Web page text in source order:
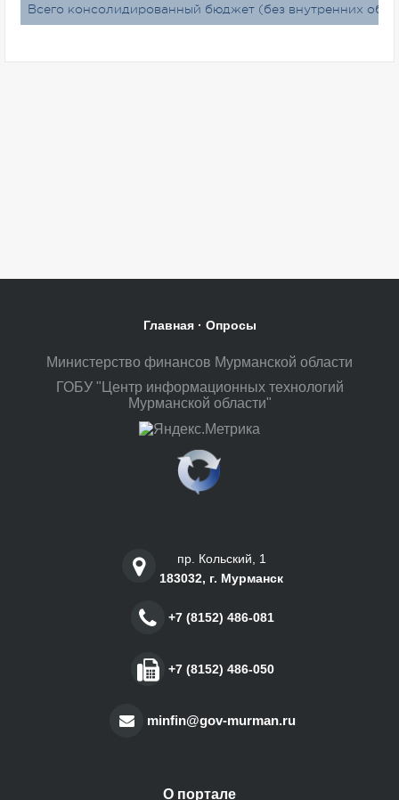
Всего консолидированный бюджет (без внутренних
Главная· Опросы
Министерство финансов Мурманской области
ГОБУ "Центр информационных технологий
Мурманской области"
пр. Кольский, 1
183032, г. Мурманск
+7 (8152) 486-081
+7 (8152) 486-050
minfin@gov-murman.ru
О портале